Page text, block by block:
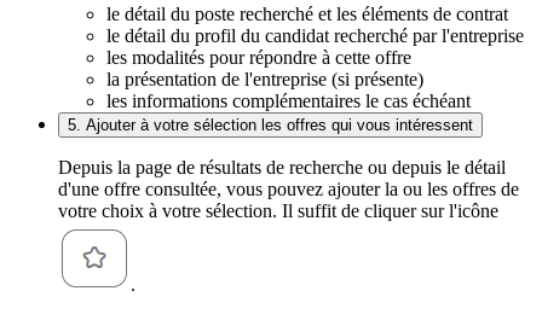
le détail du poste recherché et les éléments de contrat
le détail du profil du candidat recherché par l'entreprise
les modalités pour répondre à cette offre
la présentation de l'entreprise (si présente)
les informations complémentaires le cas échéant
5. Ajouter à votre sélection les offres qui vous intéressent
Depuis la page de résultats de recherche ou depuis le détail
d'une offre consultée, vous pouvez ajouter la ou les offres de
votre choix à votre sélection. Il suffit de cliquer sur l'icône
.